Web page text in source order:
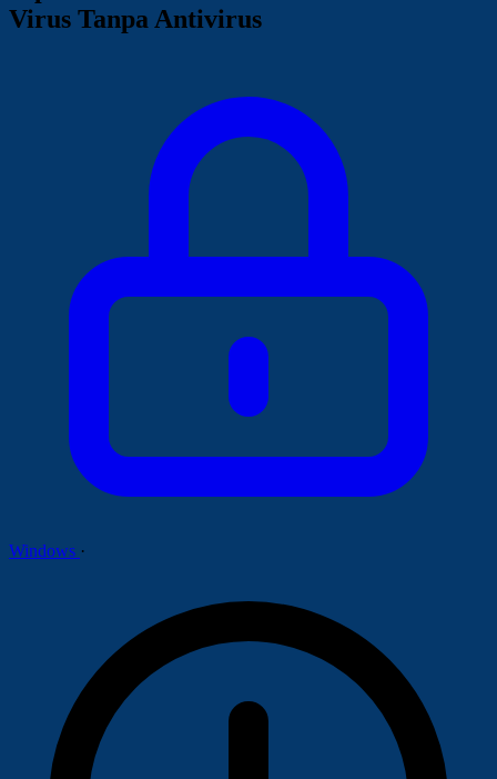
Virus Tanpa Antivirus
Windows ·